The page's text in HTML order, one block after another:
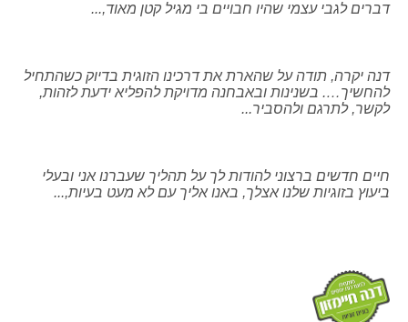
דברים לגבי עצמי שהיו חבויים בי מגיל קטן מאוד,...
דנה יקרה, תודה על שהארת את דרכינו הזוגית בדיוק כשהתחיל
להחשיך…. בשנינות ובאבחנה מדויקת להפליא ידעת לזהות,
לקשר, לתרגם ולהסביר...
חיים חדשים ברצוני להודות לך על תהליך שעברנו אני ובעלי
ביעוץ בזוגיות שלנו אצלך, באנו אליך עם לא מעט בעיות,...